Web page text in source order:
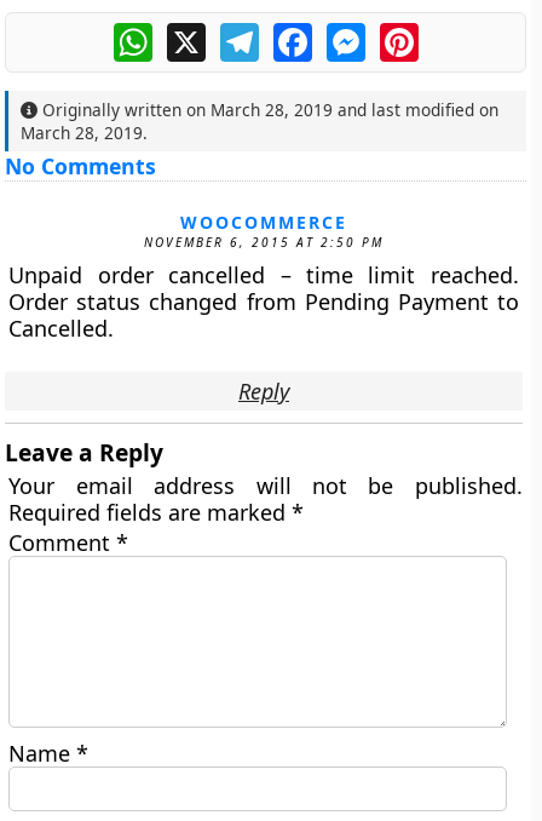
WhatsApp
X TelegramFacebookMessengerPinterest
Originally written on March 28, 2019 and last modified on
March 28, 2019.
No Comments
WOOCOMMERCE
NOVEMBER 6, 2015 AT 2:50 PM
Unpaid order cancelled – time limit reached.
Order status changed from Pending Payment to
Cancelled.
Reply
Leave a Reply
Your email address will not be published.
Required fields are marked*
Comment*
Name*